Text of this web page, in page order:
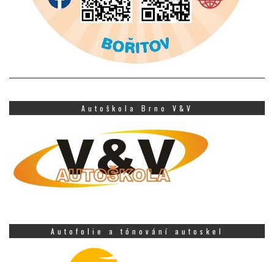
Autoškola Brno V&V
Autofolie a tónování autoskel